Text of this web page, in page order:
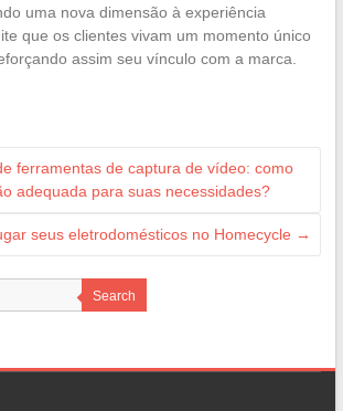
uma nova dimensão à experiência
que os clientes vivam um momento único
assim seu vínculo com a marca.
ferramentas de captura de vídeo: como
adequada para suas necessidades?
seus eletrodomésticos no Homecycle →
Search